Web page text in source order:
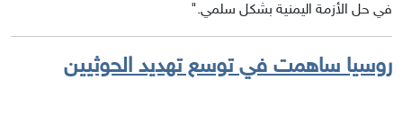
في حل الأزمة اليمنية بشكل سلمي."
روسيا ساهمت في توسع تهديد الحوثيين